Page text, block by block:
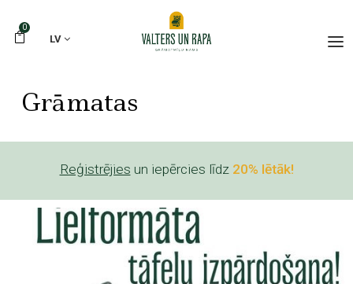
0
LV
Grāmatas
Reģistrējies un iepērcies līdz 20% lētāk!